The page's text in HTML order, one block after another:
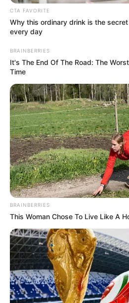
CTA FAVORITE
Why this ordinary drink is the
every day
BRAINBERRIES
It's The End Of The Road: The
Time
BRAINBERRIES
This Woman Chose To Live Like A